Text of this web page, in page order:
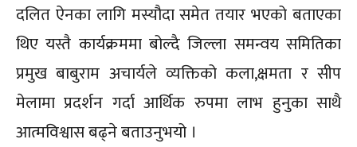
दलित ऐनका लागि मस्यौदा समेत तयार भएको बताएका
थिए यस्तै कार्यक्रममा बोल्दै जिल्ला समन्वय समितिका
प्रमुख बाबुराम अचार्यले व्यक्तिको कला,क्षमता र सीप
मेलामा प्रदर्शन गर्दा आर्थिक रुपमा लाभ हुनुका साथै
आत्मविश्वास बढ्ने बताउनुभयो ।